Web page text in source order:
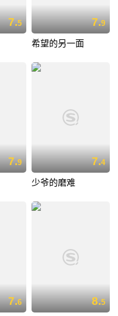
7.5 7.9
希望的另一面
7.9 7.4
少爷的磨难
7.6 8.5